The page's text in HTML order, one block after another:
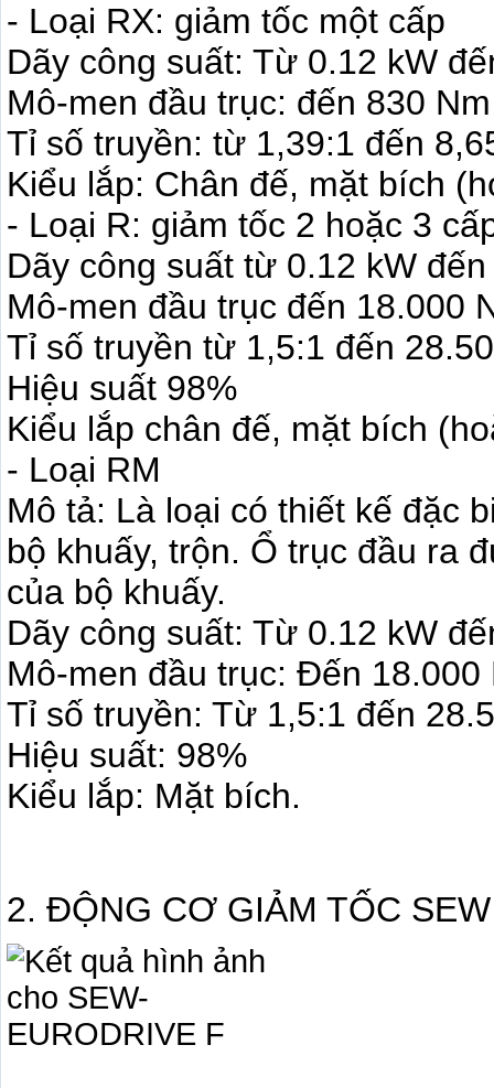
- Loại RX: giảm tốc một cấp
Dãy công suất: Từ 0.12 kW
Mô-men đầu trục: đến 830 Nm
Tỉ số truyền: từ 1,39:1 đến
Kiểu lắp: Chân đế, mặt bích
- Loại R: giảm tốc 2 hoặc 3
Dãy công suất từ 0.12 kW
Mô-men đầu trục đến 18.000
Tỉ số truyền từ 1,5:1 đến
Hiệu suất 98%
Kiểu lắp chân đế, mặt bích
- Loại RM
Mô tả: Là loại có thiết kế đặc
bộ khuấy, trộn. Ổ trục đầu ra
của bộ khuấy.
Dãy công suất: Từ 0.12 kW
Mô-men đầu trục: Đến 18.000
Tỉ số truyền: Từ 1,5:1 đến
Hiệu suất: 98%
Kiểu lắp: Mặt bích.
2. ĐỘNG CƠ GIẢM TỐC